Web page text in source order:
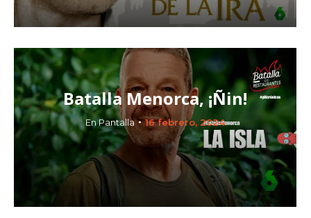
Batalla Menorca, ¡Ñin!
En Pantalla 16 febrero, 2024